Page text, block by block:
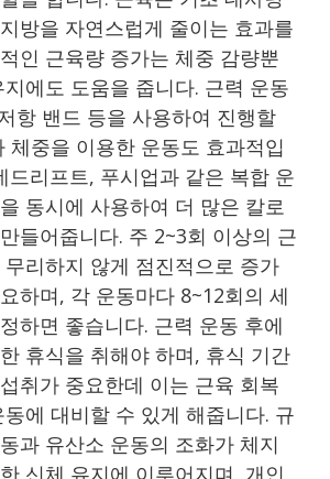
방을 자연스럽게 줄이는 효과를
인 근육량 증가는 체중 감량뿐
에도 도움을 줍니다. 근력 운동
항 밴드 등을 사용하여 진행할
체중을 이용한 운동도 효과적입
드리프트, 푸시업과 같은 복합 운
동시에 사용하여 더 많은 칼로
들어줍니다. 주 2~3회 이상의 근
리하지 않게 점진적으로 증가
하며, 각 운동마다 8~12회의 세
하면 좋습니다. 근력 운동 후에
휴식을 취해야 하며, 휴식 기간
취가 중요한데 이는 근육 회복
에 대비할 수 있게 해줍니다. 규
과 유산소 운동의 조화가 체지
신체 유지에 이루어지며, 개인